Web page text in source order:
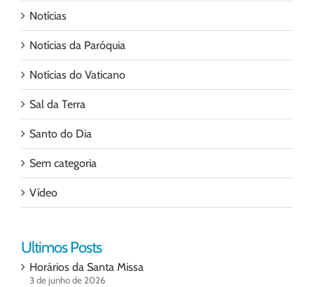
Notícias
Notícias da Paróquia
Notícias do Vaticano
Sal da Terra
Santo do Dia
Sem categoria
Vídeo
Ultimos Posts
Horários da Santa Missa
3 de junho de 2026